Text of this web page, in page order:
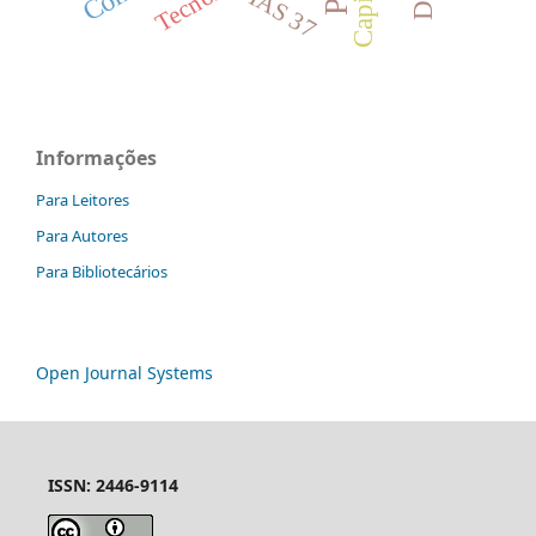
IAS 37
Informações
Para Leitores
Para Autores
Para Bibliotecários
Open Journal Systems
ISSN: 2446-9114